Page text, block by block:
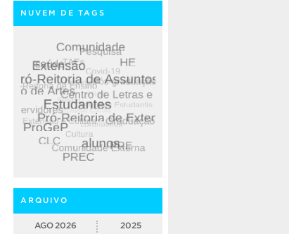
NUVEM DE TAGS
ARQUIVO
AGO 2026
2025